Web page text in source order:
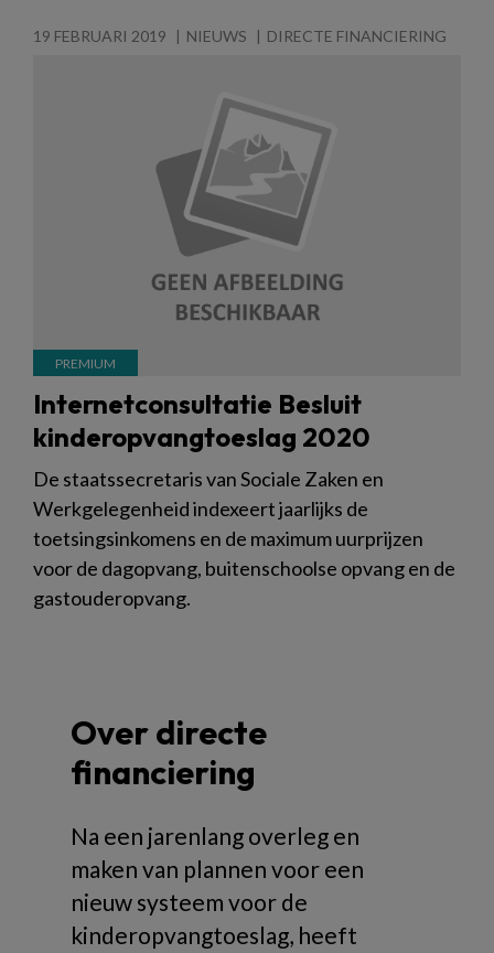
19 FEBRUARI 2019 NIEUWS DIRECTE FINANCIERING
Internetconsultatie Besluit
kinderopvangtoeslag 2020
De staatssecretaris van Sociale Zaken en
Werkgelegenheid indexeert jaarlijks de
toetsingsinkomens en de maximum uurprijzen
voor de dagopvang, buitenschoolse opvang en de
gastouderopvang.
Over directe
financiering
Na een jarenlang overleg en
maken van plannen voor een
nieuw systeem voor de
kinderopvangtoeslag, heeft